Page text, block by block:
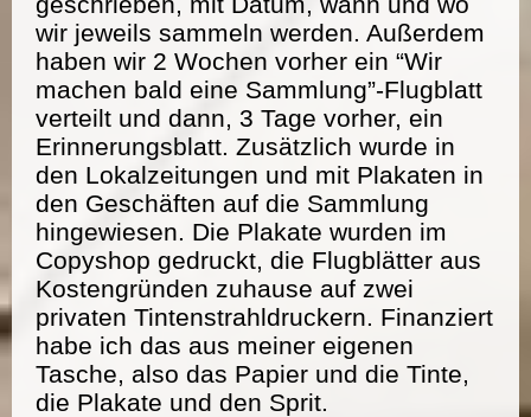
wir jeweils sammeln werden. Außerdem
haben wir 2 Wochen vorher ein “Wir
machen bald eine Sammlung”-Flugblatt
verteilt und dann, 3 Tage vorher, ein
Erinnerungsblatt. Zusätzlich wurde in
den Lokalzeitungen und mit Plakaten in
den Geschäften auf die Sammlung
hingewiesen. Die Plakate wurden im
Copyshop gedruckt, die Flugblätter aus
Kostengründen zuhause auf zwei
privaten Tintenstrahldruckern. Finanziert
habe ich das aus meiner eigenen
Tasche, also das Papier und die Tinte,
die Plakate und den Sprit.